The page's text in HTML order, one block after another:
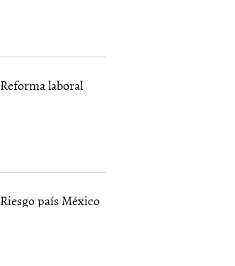
Reforma laboral
Riesgo país México